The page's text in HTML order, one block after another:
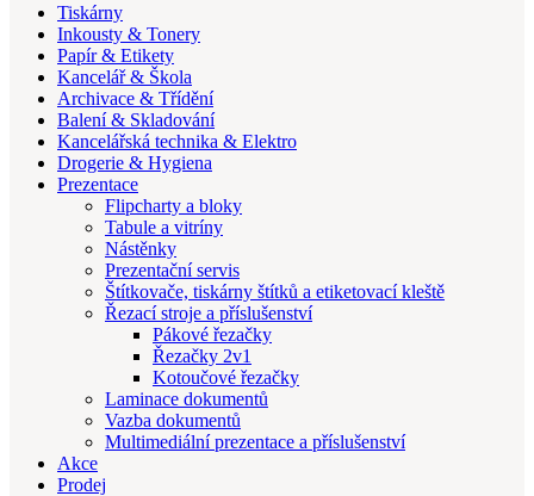
Tiskárny
Inkousty & Tonery
Papír & Etikety
Kancelář & Škola
Archivace & Třídění
Balení & Skladování
Kancelářská technika & Elektro
Drogerie & Hygiena
Prezentace
Flipcharty a bloky
Tabule a vitríny
Nástěnky
Prezentační servis
Štítkovače, tiskárny štítků a etiketovací kleště
Řezací stroje a příslušenství
Pákové řezačky
Řezačky 2v1
Kotoučové řezačky
Laminace dokumentů
Vazba dokumentů
Multimediální prezentace a příslušenství
Akce
Prodej